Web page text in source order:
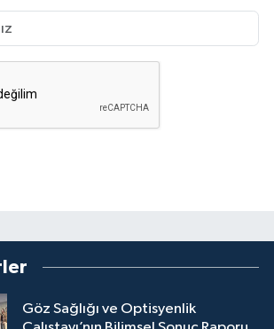
Göz Sağlığı ve Optisyenlik